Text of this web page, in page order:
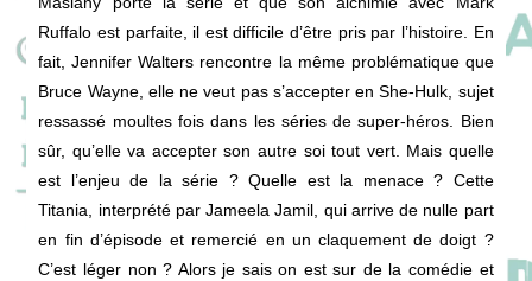
Ruffalo est parfaite, il est difficile d’être pris par l’histoire. En
fait, Jennifer Walters rencontre la même problématique que
Bruce Wayne, elle ne veut pas s’accepter en She-Hulk, sujet
ressassé moultes fois dans les séries de super-héros. Bien
sûr, qu’elle va accepter son autre soi tout vert. Mais quelle
est l’enjeu de la série ? Quelle est la menace ? Cette
Titania, interprété par Jameela Jamil, qui arrive de nulle part
en fin d’épisode et remercié en un claquement de doigt ?
C’est léger non ? Alors je sais on est sur de la comédie et